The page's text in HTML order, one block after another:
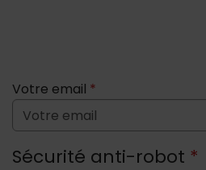
Votre email *
Sécurité anti-robot *